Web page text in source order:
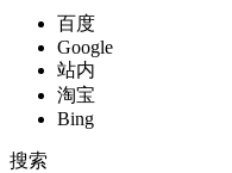
百度
Google
站内
淘宝
Bing
搜索